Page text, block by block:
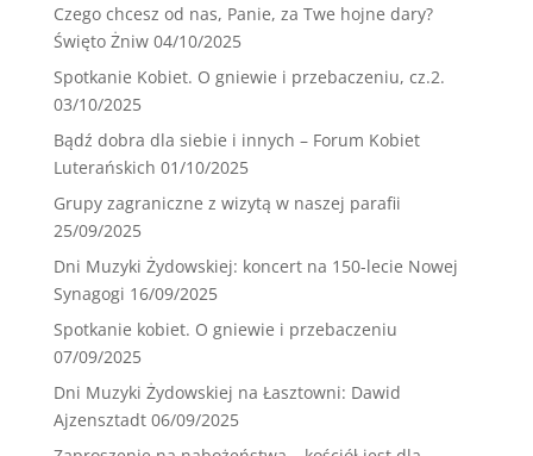
Czego chcesz od nas, Panie, za Twe hojne dary?
Święto Żniw 04/10/2025
Spotkanie Kobiet. O gniewie i przebaczeniu, cz.2.
03/10/2025
Bądź dobra dla siebie i innych – Forum Kobiet
Luterańskich 01/10/2025
Grupy zagraniczne z wizytą w naszej parafii
25/09/2025
Dni Muzyki Żydowskiej: koncert na 150-lecie Nowej
Synagogi 16/09/2025
Spotkanie kobiet. O gniewie i przebaczeniu
07/09/2025
Dni Muzyki Żydowskiej na Łasztowni: Dawid
Ajzensztadt 06/09/2025